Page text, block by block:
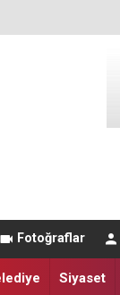
Fotoğraflar
Siyaset